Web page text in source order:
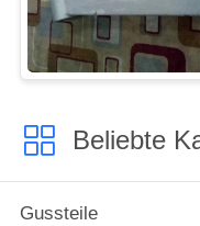
Beliebte
Gussteile